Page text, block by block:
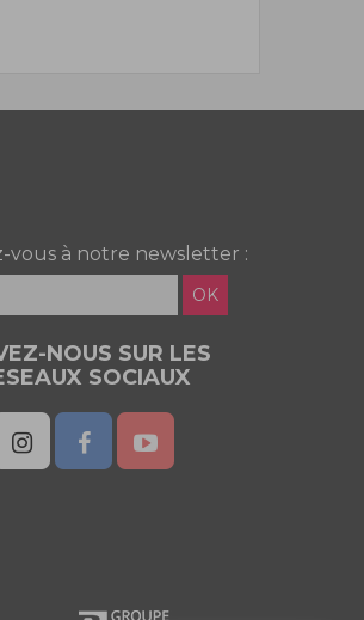
vous à notre newsletter :
OK
NOUS SUR LES
SOCIAUX